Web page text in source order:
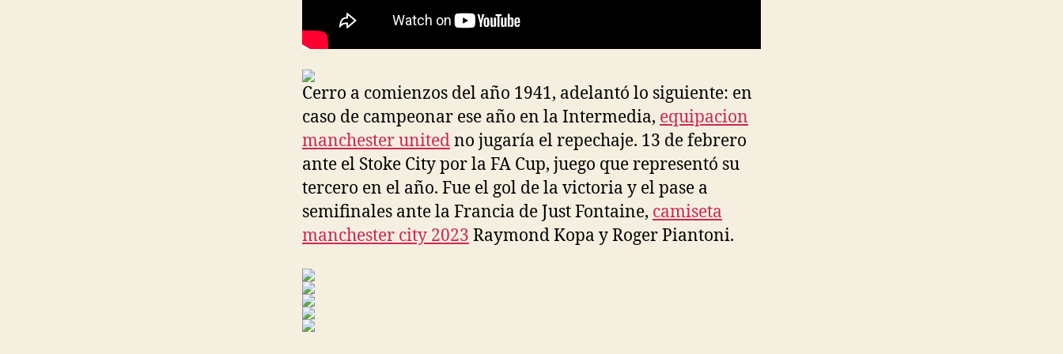
Cerro a comienzos del año 1941, adelantó lo siguiente: en
caso de campeonar ese año en la Intermedia, equipacion
manchester unitedno jugaría el repechaje. 13 de febrero
ante el Stoke City por la FA Cup, juego que representó su
tercero en el año. Fue el gol de la victoria y el pase a
semifinales ante la Francia de Just Fontaine, camiseta
manchester city 2023 Raymond Kopa y Roger Piantoni.